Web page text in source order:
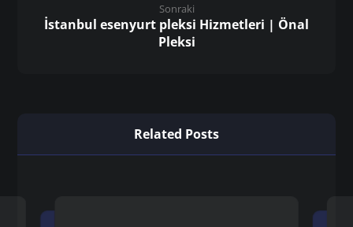
Sonraki
İstanbul esenyurt pleksi Hizmetleri | Önal
Pleksi
Related Posts